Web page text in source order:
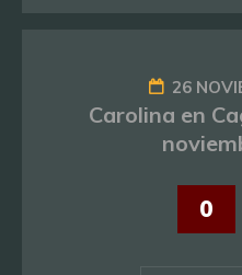
26
Carolina en
0